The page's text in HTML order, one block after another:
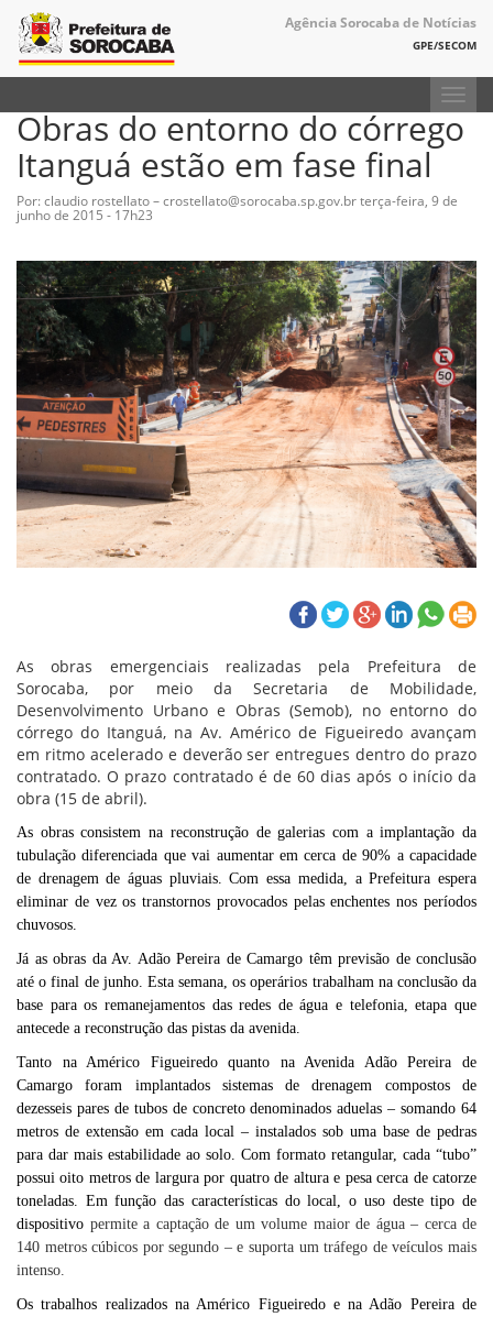
Agência Sorocaba de Notícias
GPE/SECOM
Obras do entorno do córrego
Itanguá estão em fase final
Por: claudio rostellato – crostellato@sorocaba.sp.gov.brterça-feira, 9 de
junho de 2015 - 17h23
As obras emergenciais realizadas pela Prefeitura de
Sorocaba, por meio da Secretaria de Mobilidade,
Desenvolvimento Urbano e Obras (Semob), no entorno do
córrego do Itanguá, na Av. Américo de Figueiredo avançam
em ritmo acelerado e deverão ser entregues dentro do prazo
contratado. O prazo contratado é de 60 dias após o início da
obra (15 de abril).
As obras consistem na reconstrução de galerias com a implantação da
tubulação diferenciada que vai aumentar em cerca de 90% a capacidade
de drenagem de águas pluviais. Com essa medida, a Prefeitura espera
eliminar de vez os transtornos provocados pelas enchentes nos períodos
chuvosos.
Já as obras da Av. Adão Pereira de Camargo têm previsão de conclusão
até o final de junho. Esta semana, os operários trabalham na conclusão da
base para os remanejamentos das redes de água e telefonia, etapa que
antecede a reconstrução das pistas da avenida.
Tanto na Américo Figueiredo quanto na Avenida Adão Pereira de
Camargo foram implantados sistemas de drenagem compostos de
dezesseis pares de tubos de concreto denominados aduelas – somando 64
metros de extensão em cada local – instalados sob uma base de pedras
para dar mais estabilidade ao solo. Com formato retangular, cada “tubo”
possui oito metros de largura por quatro de altura e pesa cerca de catorze
toneladas. Em função das características do local, o uso deste tipo de
dispositivo permite a captação de um volume maior de água – cerca de
140 metros cúbicos por segundo – e suporta um tráfego de veículos mais
intenso.
Os trabalhos realizados na Américo Figueiredo e na Adão Pereira de